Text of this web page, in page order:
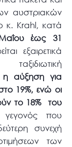
αυστριακών
Krahl, κατά
έως 31
εξαιρετικά
η αύξηση για
19%, ενώ οι
το 18% του
που
συνεχή
των